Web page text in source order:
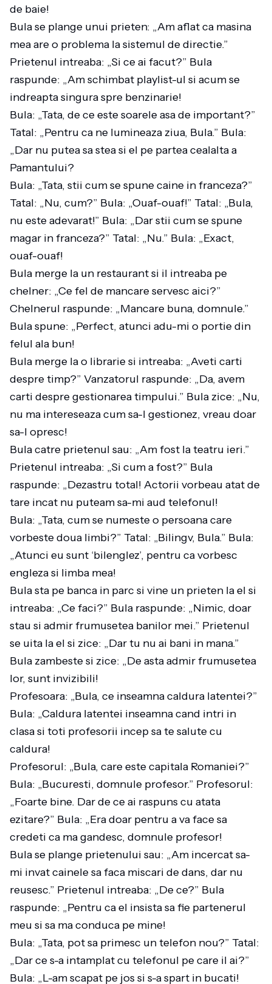
de baie!
Bula se plange unui prieten: „Am aflat ca masina
mea are o problema la sistemul de directie.”
Prietenul intreaba: „Si ce ai facut?” Bula
raspunde: „Am schimbat playlist-ul si acum se
indreapta singura spre benzinarie!
Bula: „Tata, de ce este soarele asa de important?”
Tatal: „Pentru ca ne lumineaza ziua, Bula.” Bula:
„Dar nu putea sa stea si el pe partea cealalta a
Pamantului?
Bula: „Tata, stii cum se spune caine in franceza?”
Tatal: „Nu, cum?” Bula: „Ouaf-ouaf!” Tatal: „Bula,
nu este adevarat!” Bula: „Dar stii cum se spune
magar in franceza?” Tatal: „Nu.” Bula: „Exact,
ouaf-ouaf!
Bula merge la un restaurant si il intreaba pe
chelner: „Ce fel de mancare servesc aici?”
Chelnerul raspunde: „Mancare buna, domnule.”
Bula spune: „Perfect, atunci adu-mi o portie din
felul ala bun!
Bula merge la o librarie si intreaba: „Aveti carti
despre timp?” Vanzatorul raspunde: „Da, avem
carti despre gestionarea timpului.” Bula zice: „Nu,
nu ma intereseaza cum sa-l gestionez, vreau doar
sa-l opresc!
Bula catre prietenul sau: „Am fost la teatru ieri.”
Prietenul intreaba: „Si cum a fost?” Bula
raspunde: „Dezastru total! Actorii vorbeau atat de
tare incat nu puteam sa-mi aud telefonul!
Bula: „Tata, cum se numeste o persoana care
vorbeste doua limbi?” Tatal: „Bilingv, Bula.” Bula:
„Atunci eu sunt ‘bilenglez’, pentru ca vorbesc
engleza si limba mea!
Bula sta pe banca in parc si vine un prieten la el si
intreaba: „Ce faci?” Bula raspunde: „Nimic, doar
stau si admir frumusetea banilor mei.” Prietenul
se uita la el si zice: „Dar tu nu ai bani in mana.”
Bula zambeste si zice: „De asta admir frumusetea
lor, sunt invizibili!
Profesoara: „Bula, ce inseamna caldura latentei?”
Bula: „Caldura latentei inseamna cand intri in
clasa si toti profesorii incep sa te salute cu
caldura!
Profesorul: „Bula, care este capitala Romaniei?”
Bula: „Bucuresti, domnule profesor.” Profesorul:
„Foarte bine. Dar de ce ai raspuns cu atata
ezitare?” Bula: „Era doar pentru a va face sa
credeti ca ma gandesc, domnule profesor!
Bula se plange prietenului sau: „Am incercat sa-
mi invat cainele sa faca miscari de dans, dar nu
reusesc.” Prietenul intreaba: „De ce?” Bula
raspunde: „Pentru ca el insista sa fie partenerul
meu si sa ma conduca pe mine!
Bula: „Tata, pot sa primesc un telefon nou?” Tatal:
„Dar ce s-a intamplat cu telefonul pe care il ai?”
Bula: „L-am scapat pe jos si s-a spart in bucati!